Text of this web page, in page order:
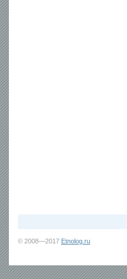
© 2008—2017 Etnolog.ru